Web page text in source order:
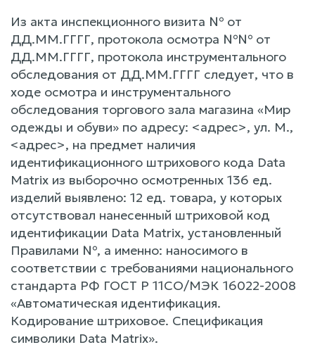
Из акта инспекционного визита № от
ДД.ММ.ГГГГ, протокола осмотра №№ от
ДД.ММ.ГГГГ, протокола инструментального
обследования от ДД.ММ.ГГГГ следует, что в
ходе осмотра и инструментального
обследования торгового зала магазина «Мир
одежды и обуви» по адресу: <адрес>, ул. М.,
<адрес>, на предмет наличия
идентификационного штрихового кода Data
Matrix из выборочно осмотренных 136 ед.
изделий выявлено: 12 ед. товара, у которых
отсутствовал нанесенный штриховой код
идентификации Data Matrix, установленный
Правилами №, а именно: наносимого в
соответствии с требованиями национального
стандарта РФ ГОСТ Р 11СО/МЭК 16022-2008
«Автоматическая идентификация.
Кодирование штриховое. Спецификация
символики Data Matrix».